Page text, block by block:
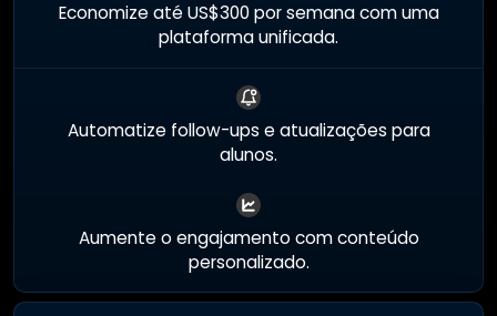
Economize até US$300 por semana com uma
plataforma unificada.
Automatize follow-ups e atualizações para
alunos.
Aumente o engajamento com conteúdo
personalizado.